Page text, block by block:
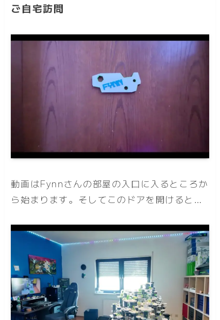
ご自宅訪問
動画はFynnさんの部屋の入口に入るところか
ら始まります。そしてこのドアを開けると…